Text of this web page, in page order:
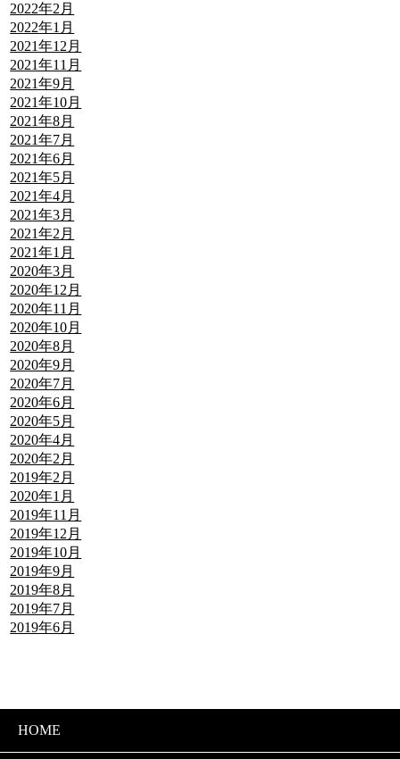
2022年2月
2022年1月
2021年12月
2021年11月
2021年9月
2021年10月
2021年8月
2021年7月
2021年6月
2021年5月
2021年4月
2021年3月
2021年2月
2021年1月
2020年3月
2020年12月
2020年11月
2020年10月
2020年8月
2020年9月
2020年7月
2020年6月
2020年5月
2020年4月
2020年2月
2019年2月
2020年1月
2019年11月
2019年12月
2019年10月
2019年9月
2019年8月
2019年7月
2019年6月
HOME